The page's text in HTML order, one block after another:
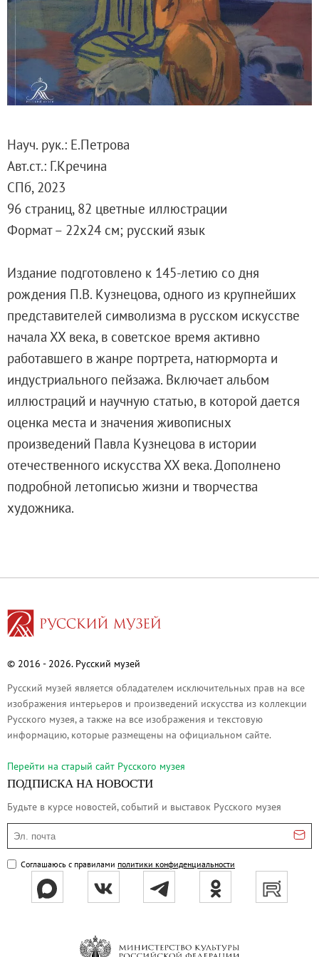
Русское искусство второй половины
Русское народное искусство XVII-XXI
Будущие выставки
Выездные выставки
Садко
Архив выставок
Степан Эрьзя – скульптор мира. К
Архип Куинджи. Иллюзия света
Русская традиция
Наш авангард
Фёдор Васильев. К 175-летию со дня
Посетителям
Справочная информация
Адреса и часы работы
О билетах, льготах и услугах
Правила покупки и возврата билетов
Правила посещения музея
Высказать мнение / Сообщить о проблеме
Экскурсии
Лекции и абонементы
Лекторий
О Музее
Генеральный директор
Дирекция
Дворцы и сады
Михайловский дворец
Михайловский (Инженерный) замок
Мраморный дворец
Строгановский дворец
Летний дворец Петра I
Летний сад
Михайловский сад
Восточный павильон Михайловского
Науч. рук.: Е.Петрова
Авт.ст.: Г.Кречина
СПб, 2023
96 страниц, 82 цветные иллюстрации
Формат – 22х24 см; русский язык
Издание подготовлено к 145-летию со дня
рождения П.В. Кузнецова, одного из крупнейших
представителей символизма в русском искусстве
начала ХХ века, в советское время активно
работавшего в жанре портрета, натюрморта и
индустриального пейзажа. Включает альбом
иллюстраций и научную статью, в которой дается
оценка места и значения живописных
произведений Павла Кузнецова в истории
отечественного искусства ХХ века. Дополнено
подробной летописью жизни и творчества
художника.
© 2016 - 2026. Русский музей
Русский музей является обладателем исключительных прав на все
изображения интерьеров и произведений искусства из коллекции
Русского музея, а также на все изображения и текстовую
информацию, которые размещены на официальном сайте.
Перейти на cтарый сайт Русского музея
ПОДПИСКА НА НОВОСТИ
Будьте в курсе новостей, событий и выставок Русского музея
Эл. почта
Соглашаюсь с правилами политики конфиденциальности